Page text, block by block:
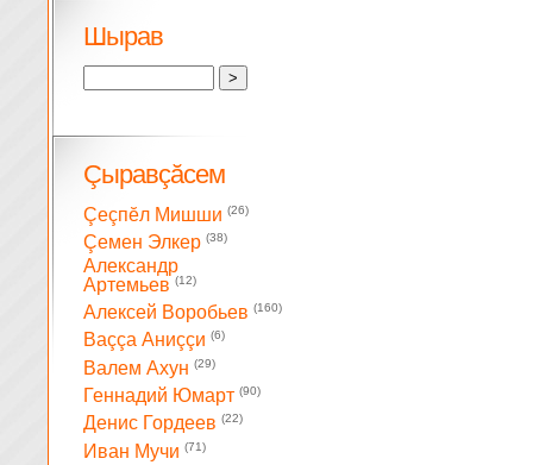
Шырав
Çыравçăсем
Çеçпĕл Мишши (26)
Çемен Элкер (38)
Александр
Артемьев (12)
Алексей Воробьев (160)
Ваççа Аниççи (6)
Валем Ахун (29)
Геннадий Юмарт (90)
Денис Гордеев (22)
Иван Мучи (71)